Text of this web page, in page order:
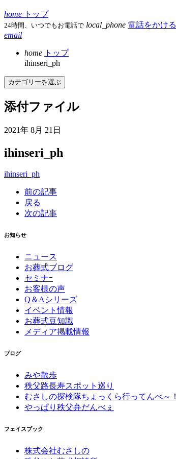
home トップ
24時間、いつでもお電話で local_phone 電話をかける
email
home トップ
ihinseri_ph
カテゴリーを選ぶ
添付ファイル
2021年 8月 21日
ihinseri_ph
ihinseri_ph
前の記事
戻る
次の記事
お知らせ
ニュース
お葬式ブログ
セミナｰ
お客様の声
Q＆Aシリーズ
イベント情報
お葬式豆知識
メディア掲載情報
ブログ
みや散歩
秩父路長寿スポット巡り
むさしの探検隊ちょっくら行ってんべ～！
やっぱり秩父弁だんべぇ
フェイスブック
株式会社むさしの